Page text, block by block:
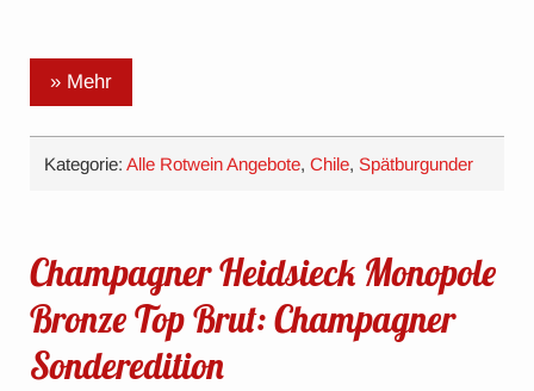
» Mehr
Kategorie:Alle Rotwein Angebote,Chile,Spätburgunder
Champagner Heidsieck Monopole
Bronze Top Brut: Champagner
Sonderedition